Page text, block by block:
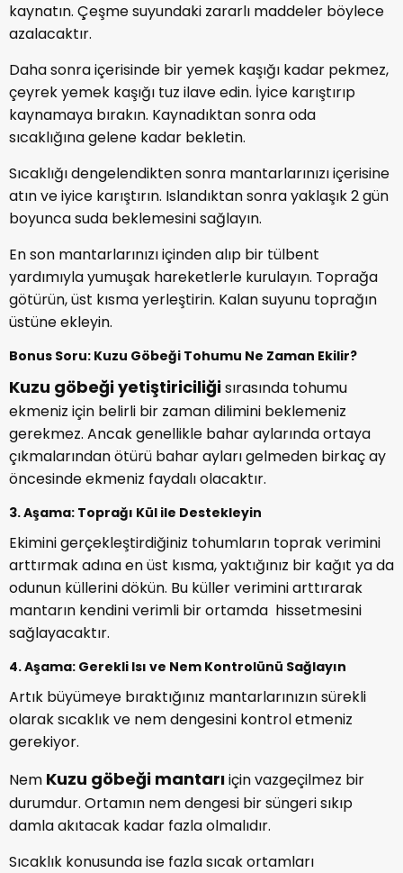
kaynatın. Çeşme suyundaki zararlı maddeler böylece
azalacaktır.
Daha sonra içerisinde bir yemek kaşığı kadar pekmez,
çeyrek yemek kaşığı tuz ilave edin. İyice karıştırıp
kaynamaya bırakın. Kaynadıktan sonra oda
sıcaklığına gelene kadar bekletin.
Sıcaklığı dengelendikten sonra mantarlarınızı içerisine
atın ve iyice karıştırın. Islandıktan sonra yaklaşık 2 gün
boyunca suda beklemesini sağlayın.
En son mantarlarınızı içinden alıp bir tülbent
yardımıyla yumuşak hareketlerle kurulayın. Toprağa
götürün, üst kısma yerleştirin. Kalan suyunu toprağın
üstüne ekleyin.
Bonus Soru: Kuzu Göbeği Tohumu Ne Zaman Ekilir?
Kuzu göbeği yetiştiriciliğisırasında tohumu
ekmeniz için belirli bir zaman dilimini beklemeniz
gerekmez. Ancak genellikle bahar aylarında ortaya
çıkmalarından ötürü bahar ayları gelmeden birkaç ay
öncesinde ekmeniz faydalı olacaktır.
3. Aşama: Toprağı Kül ile Destekleyin
Ekimini gerçekleştirdiğiniz tohumların toprak verimini
arttırmak adına en üst kısma, yaktığınız bir kağıt ya da
odunun küllerini dökün. Bu küller verimini arttırarak
mantarın kendini verimli bir ortamda hissetmesini
sağlayacaktır.
4. Aşama: Gerekli Isı ve Nem Kontrolünü Sağlayın
Artık büyümeye bıraktığınız mantarlarınızın sürekli
olarak sıcaklık ve nem dengesini kontrol etmeniz
gerekiyor.
Nem Kuzu göbeği mantarıiçin vazgeçilmez bir
durumdur. Ortamın nem dengesi bir süngeri sıkıp
damla akıtacak kadar fazla olmalıdır.
Sıcaklık konusunda ise fazla sıcak ortamları